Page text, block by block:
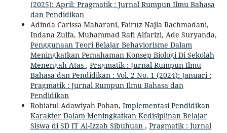
(2025): April: Pragmatik : Jurnal Rumpun Ilmu Bahasa
dan Pendidikan
Adinda Carissa Maharani, Fairuz Najla Rachmadani,
Indana Zulfa, Muhammad Rafi Alfarizi, Ade Suryanda,
Penggunaan Teori Belajar Behaviorisme Dalam
Meningkatkan Pemahaman Konsep Biologi Di Sekolah
Menengah Atas , Pragmatik : Jurnal Rumpun Ilmu
Bahasa dan Pendidikan : Vol. 2 No. 1 (2024): Januari :
Pragmatik : Jurnal Rumpun Ilmu Bahasa dan
Pendidikan
Robiatul Adawiyah Pohan, Implementasi Pendidikan
Karakter Dalam Meningkatkan Kedisiplinan Belajar
Siswa di SD IT Al-Izzah Sibuhuan , Pragmatik : Jurnal